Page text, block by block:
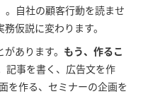
。自社の顧客行動を読ませ
仮説に変わります。
あります。 もう、作るこ
記事を書く、広告文を作
を作る、セミナーの企画を